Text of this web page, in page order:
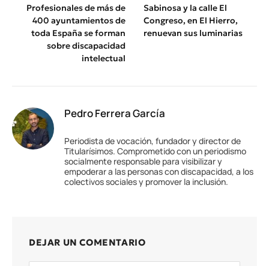
Profesionales de más de
400 ayuntamientos de
toda España se forman
sobre discapacidad
intelectual
Sabinosa y la calle El
Congreso, en El Hierro,
renuevan sus luminarias
Pedro Ferrera García
Periodista de vocación, fundador y director de
Titularísimos. Comprometido con un periodismo
socialmente responsable para visibilizar y
empoderar a las personas con discapacidad, a los
colectivos sociales y promover la inclusión.
DEJAR UN COMENTARIO